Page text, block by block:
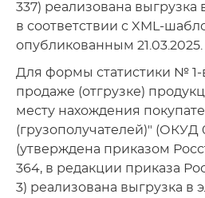
337) реализована выгрузка
в соответствии с XML-
опубликованным 21.03.2025.
Для формы статистики №
продаже (отгрузке)
месту нахождения
(грузополучателей)" (ОКУД
(утверждена приказом
364, в редакции приказа
3) реализована выгрузка в